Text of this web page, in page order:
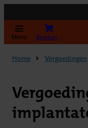
Menu Bereken uw premie
Home Vergoedingen